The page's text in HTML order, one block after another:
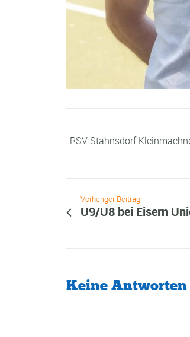
RSV Stahnsdorf
Vorheriger Beitrag
U9/U8 bei Eisern
Keine Antworten